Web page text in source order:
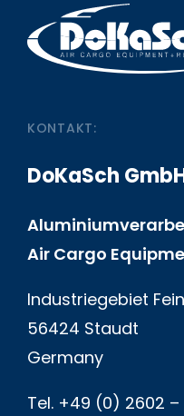
KONTAKT:
DoKaSch
Air Cargo
Industriegebiet
56424 Staudt
Germany
Tel. +49 (0) 2602